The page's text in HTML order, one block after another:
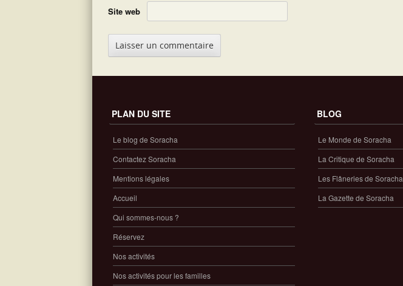
Site web
PLAN DU SITE
Le blog de Soracha
Contactez Soracha
Mentions légales
Accueil
Qui sommes-nous ?
Réservez
Nos activités
Nos activités pour les familles
BLOG
Le Monde de Soracha
La Critique de Soracha
Les Flâneries de Soracha
La Gazette de Soracha